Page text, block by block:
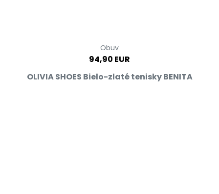
Obuv
94,90 EUR
OLIVIA SHOES Bielo-zlaté tenisky BENITA